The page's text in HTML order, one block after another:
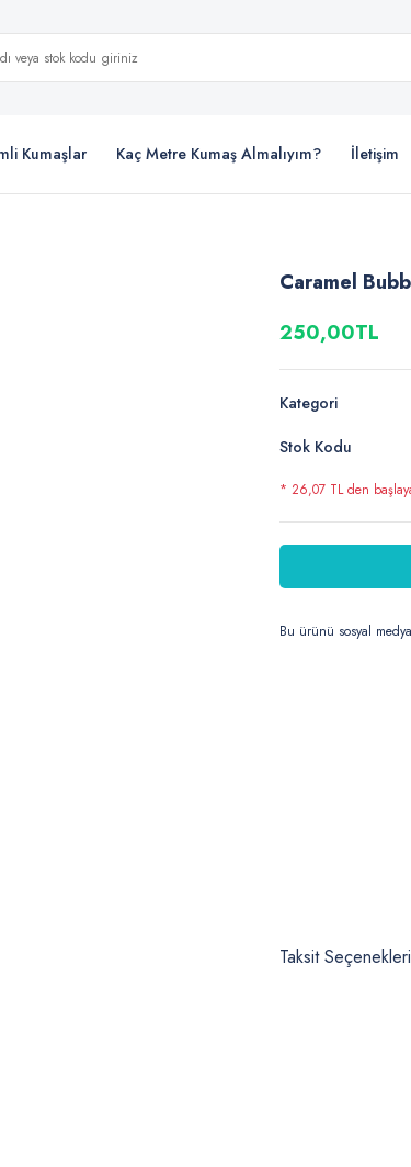
Kumaşlar Kaç Metre Kumaş Almalıyım? İletişim
Caramel
250,00TL
Kategori
Stok Kodu
* 26,07 TL den
Bu ürünü sosyal
Taksit Seçenekleri